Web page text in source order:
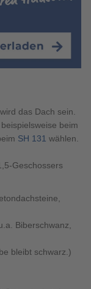
das Dach sein.
beim
SH 131 wählen.
Geschossers
Biberschwanz,
bleibt schwarz.)